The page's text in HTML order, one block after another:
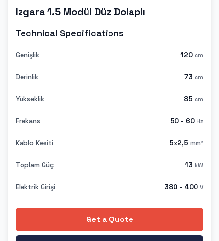
Izgara 1.5 Modül Düz Dolaplı
Technical Specifications
Genişlik 120 cm
Derinlik 73 cm
Yükseklik 85 cm
Frekans 50 - 60 Hz
Kablo Kesiti 5x2,5 mm²
Toplam Güç 13 kW
Elektrik Girişi 380 - 400 V
Get a Quote